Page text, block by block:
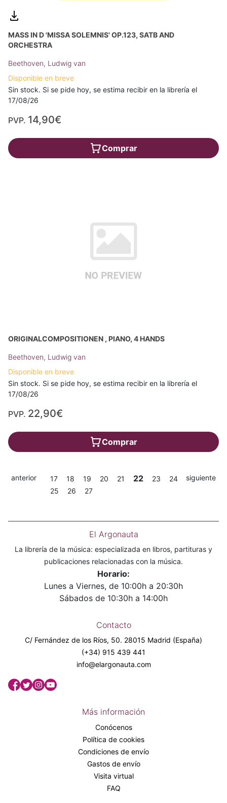
MASS IN D 'MISSA SOLEMNIS' OP.123, SATB AND
ORCHESTRA
Beethoven, Ludwig van
Disponible en breve
Sin stock. Si se pide hoy, se estima recibir en la librería el
17/08/26
PVP. 14,90€
Comprar
ORIGINALCOMPOSITIONEN , PIANO, 4 HANDS
Beethoven, Ludwig van
Disponible en breve
Sin stock. Si se pide hoy, se estima recibir en la librería el
17/08/26
PVP. 22,90€
Comprar
anterior 17 18 19 20 21 22 23
24
25
26 27
siguiente
El Argonauta
La librería de la música: especializada en libros, partituras y
publicaciones relacionadas con la música.
Horario:
Lunes a Viernes, de 10:00h a 20:30h
Sábados de 10:30h a 14:00h
Contacto
C/ Fernández de los Ríos, 50. 28015 Madrid (España)
(+34) 915 439 441
info@elargonauta.com
Más información
Conócenos
Política de cookies
Condiciones de envío
Gastos de envío
Visita virtual
FAQ